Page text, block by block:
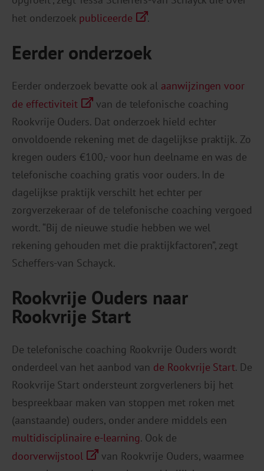
het onderzoek publiceerde .
Eerder onderzoek
Eerder onderzoek bevatte ook al aanwijzingen voor
de effectiviteit
van de telefonische coaching
Rookvrije Ouders. Dat onderzoek hield echter
onvoldoende rekening met de dagelijkse praktijk. Zo
kregen ouders €100,- voor hun deelname en was de
telefonische coaching gratis voor ouders. In de
dagelijkse praktijk verschilt het echter per
zorgverzekeraar of de telefonische coaching vergoed
wordt. “Bij de nieuwe studie hebben we wel
rekening gehouden met die praktijkfactoren”, zegt
Scheffers-van Schayck.
Rookvrije Ouders naar
Rookvrije Start
De telefonische coaching Rookvrije Ouders wordt
onderdeel van het aanbod van de Rookvrije Start. De
Rookvrije Start ondersteunt zorgverleners bij het
bespreekbaar maken van stoppen met roken met
(aanstaande) ouders, onder andere middels een
multidisciplinaire e-learning. Ook de
doorverwijstool
van Rookvrije Ouders, waarmee